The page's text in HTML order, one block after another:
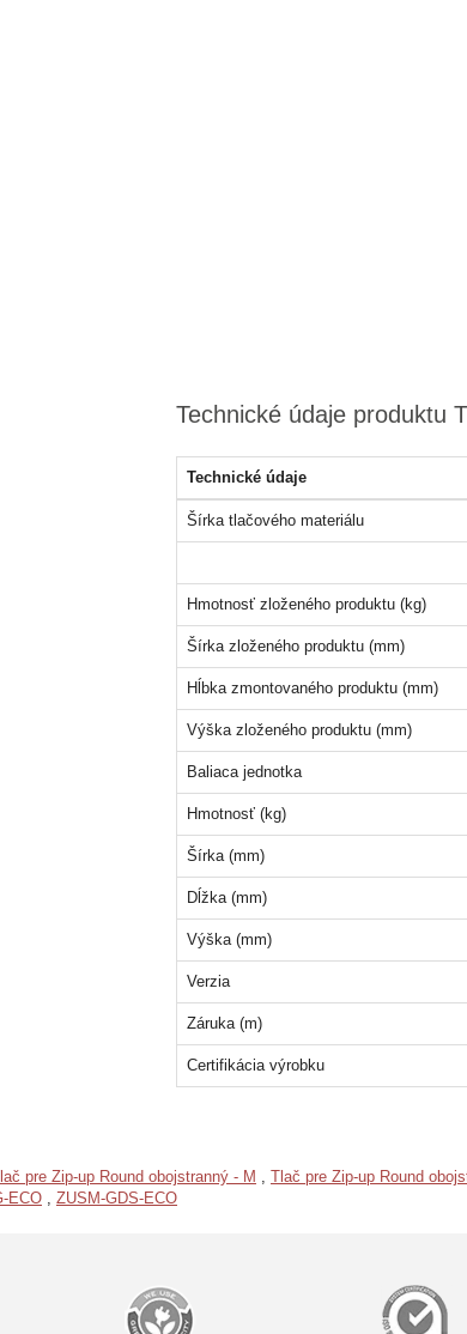
Technické údaje produktu
Technické údaje
Šírka tlačového materiálu
Hmotnosť zloženého produktu (kg)
Šírka zloženého produktu (mm)
Hĺbka zmontovaného produktu (mm)
Výška zloženého produktu (mm)
Baliaca jednotka
Hmotnosť (kg)
Šírka (mm)
Dĺžka (mm)
Výška (mm)
Verzia
Záruka (m)
Certifikácia výrobku
pre Zip-up Round obojstranný - M , Tlač pre Zip-up Round
ECO , ZUSM-GDS-ECO